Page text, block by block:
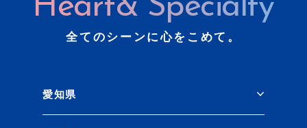
全てのシーンに心をこめて。
愛知県